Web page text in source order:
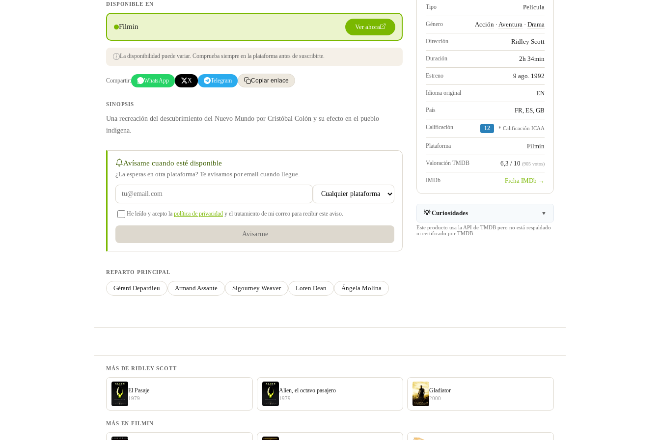
DISPONIBLE EN
Filmin Ver ahora
La disponibilidad puede variar. Comprueba siempre en la plataforma antes de suscribirte.
Compartir: WhatsApp X Telegram Copiar enlace
SINOPSIS
Una recreación del descubrimiento del Nuevo Mundo por Cristóbal Colón y su efecto en el pueblo
indígena.
Avísame cuando esté disponible
¿La esperas en otra plataforma? Te avisamos por email cuando llegue.
He leído y acepto la política de privacidad y el tratamiento de mi correo para recibir este aviso.
Avisarme
REPARTO PRINCIPAL
Gérard Depardieu Armand Assante Sigourney Weaver Loren Dean Ángela Molina
Tipo Película
Género Acción · Aventura · Drama
Dirección Ridley Scott
Duración 2h 34min
Estreno 9 ago. 1992
Idioma original EN
País FR, ES, GB
Calificación 12 * Calificación ICAA
Plataforma Filmin
Valoración TMDB 6,3 / 10 (905 votos)
IMDb Ficha IMDb →
💡 Curiosidades ▼
Este producto usa la API de TMDB pero no está respaldado
ni certificado por TMDB.
MÁS DE RIDLEY SCOTT
El Pasaje
1979
Alien, el octavo pasajero
1979
Gladiator
2000
MÁS EN FILMIN